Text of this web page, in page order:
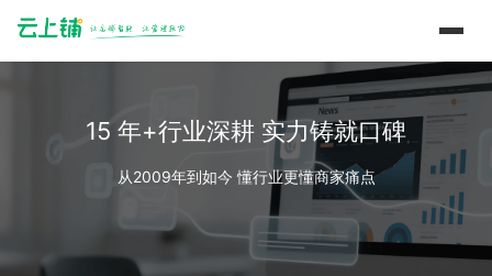
15 年+行业深耕 实力铸就口碑
从2009年到如今 懂行业更懂商家痛点